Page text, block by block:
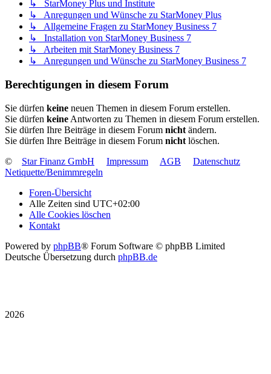
↳ StarMoney Plus und Institute
↳ Anregungen und Wünsche zu StarMoney Plus
↳ Allgemeine Fragen zu StarMoney Business 7
↳ Installation von StarMoney Business 7
↳ Arbeiten mit StarMoney Business 7
↳ Anregungen und Wünsche zu StarMoney Business 7
Berechtigungen in diesem Forum
Sie dürfen keine neuen Themen in diesem Forum erstellen.
Sie dürfen keine Antworten zu Themen in diesem Forum erstellen.
Sie dürfen Ihre Beiträge in diesem Forum nicht ändern.
Sie dürfen Ihre Beiträge in diesem Forum nicht löschen.
©
Star Finanz GmbH Impressum AGB
Datenschutz
Netiquette/Benimmregeln
Foren-Übersicht
Alle Zeiten sind UTC+02:00
Alle Cookies löschen
Kontakt
Powered by phpBB® Forum Software © phpBB Limited
Deutsche Übersetzung durch phpBB.de
2026